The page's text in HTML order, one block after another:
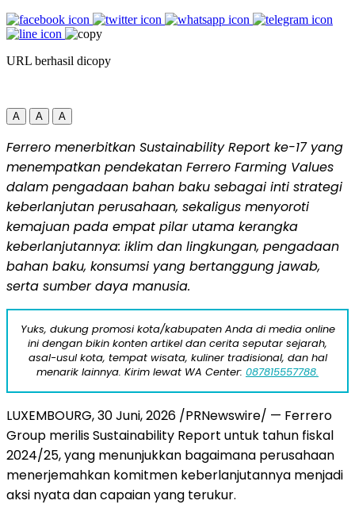
URL berhasil dicopy
A A A
Ferrero menerbitkan Sustainability Report ke-17 yang
menempatkan pendekatan Ferrero Farming Values
dalam pengadaan bahan baku sebagai inti strategi
keberlanjutan perusahaan, sekaligus menyoroti
kemajuan pada empat pilar utama kerangka
keberlanjutannya: iklim dan lingkungan, pengadaan
bahan baku, konsumsi yang bertanggung jawab,
serta sumber daya manusia.
Yuks, dukung promosi kota/kabupaten Anda di media online
ini dengan bikin konten artikel dan cerita seputar sejarah,
asal-usul kota, tempat wisata, kuliner tradisional, dan hal
menarik lainnya. Kirim lewat WA Center: 087815557788.
LUXEMBOURG,30 Juni, 2026 /PRNewswire/ — Ferrero
Group merilis Sustainability Report untuk tahun fiskal
2024/25, yang menunjukkan bagaimana perusahaan
menerjemahkan komitmen keberlanjutannya menjadi
aksi nyata dan capaian yang terukur.